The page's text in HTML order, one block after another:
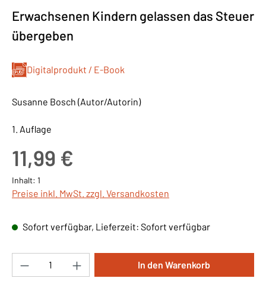
Erwachsenen Kindern gelassen das Steuer
übergeben
Digitalprodukt / E-Book
Susanne Bosch (Autor/Autorin)
1. Auflage
11,99 €
Inhalt: 1
Preise inkl. MwSt. zzgl. Versandkosten
Sofort verfügbar, Lieferzeit: Sofort verfügbar
Produkt Anzahl: Gib den gewünschten
In den Warenkorb